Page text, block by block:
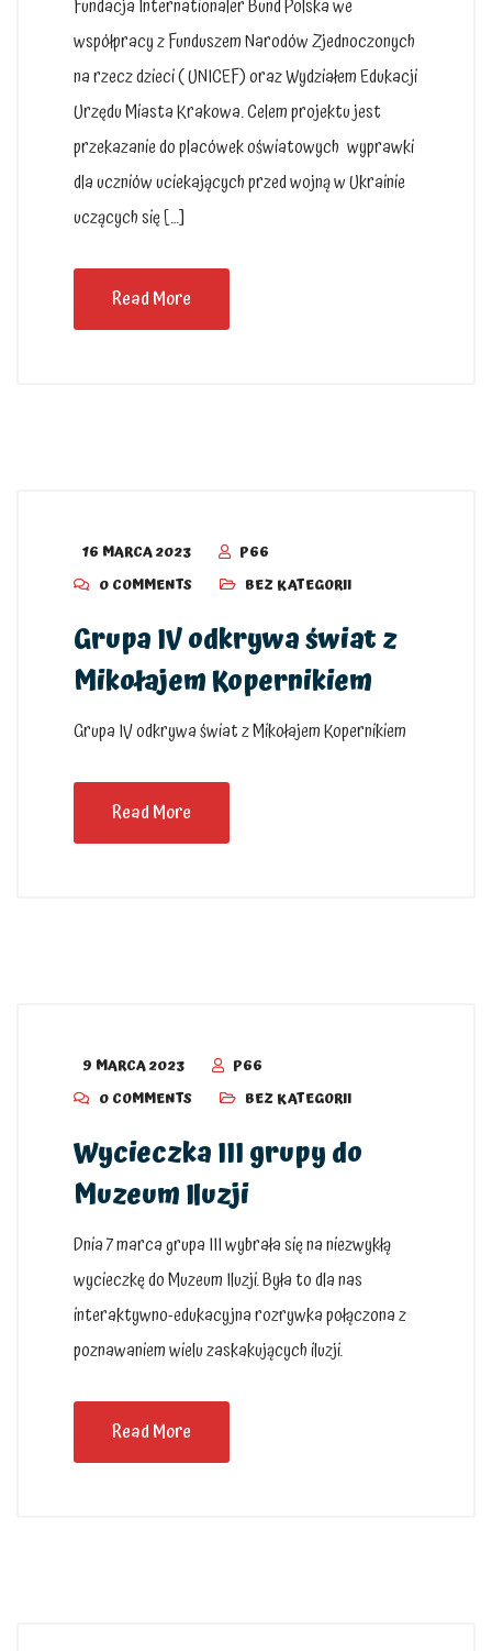
Fundacja Internationaler Bund Polska we
współpracy z Funduszem Narodów Zjednoczonych
na rzecz dzieci ( UNICEF) oraz Wydziałem Edukacji
Urzędu Miasta Krakowa. Celem projektu jest
przekazanie do placówek oświatowych wyprawki
dla uczniów uciekających przed wojną w Ukrainie
uczących się […]
Read More
16 MARCA 2023
P66
0 COMMENTS
BEZ KATEGORII
Grupa IV odkrywa świat z
Mikołajem Kopernikiem
Grupa IV odkrywa świat z Mikołajem Kopernikiem
Read More
9 MARCA 2023
P66
0 COMMENTS
BEZ KATEGORII
Wycieczka III grupy do
Muzeum Iluzji
Dnia 7 marca grupa III wybrała się na niezwykłą
wycieczkę do Muzeum Iluzji. Była to dla nas
interaktywno-edukacyjna rozrywka połączona z
poznawaniem wielu zaskakujących iluzji.
Read More